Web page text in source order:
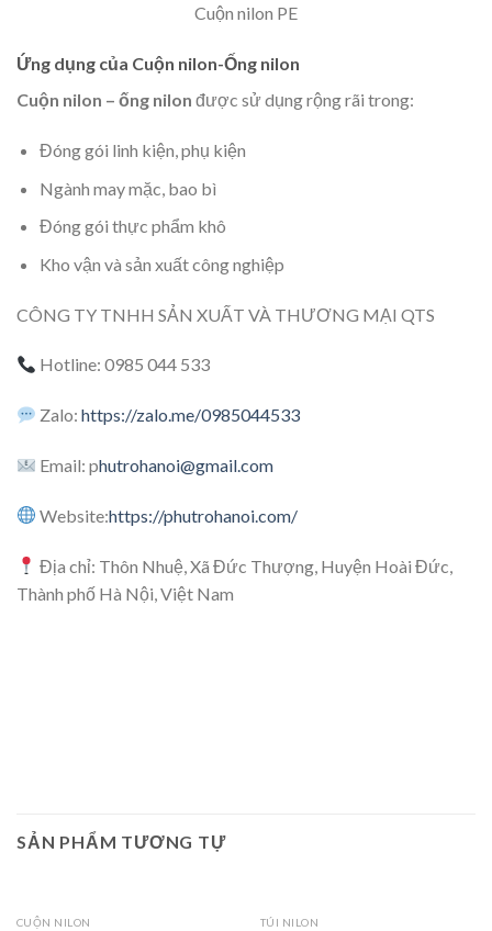
Cuộn nilon PE
Ứng dụng của Cuộn nilon-Ống nilon
Cuộn nilon – ống nilon được sử dụng rộng rãi trong:
Đóng gói linh kiện, phụ kiện
Ngành may mặc, bao bì
Đóng gói thực phẩm khô
Kho vận và sản xuất công nghiệp
CÔNG TY TNHH SẢN XUẤT VÀ THƯƠNG MẠI QTS
Hotline: 0985 044 533
Zalo:https://zalo.me/0985044533
Email: phutrohanoi@gmail.com
Website:https://phutrohanoi.com/
Địa chỉ: Thôn Nhuệ, Xã Đức Thượng, Huyện Hoài Đức,
Thành phố Hà Nội, Việt Nam
SẢN PHẨM TƯƠNG TỰ
CUỘN NILON TÚI NILON